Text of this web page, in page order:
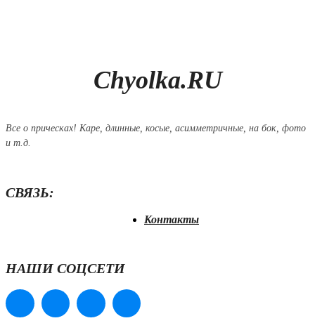
Chyolka.RU
Все о прическах! Каре, длинные, косые, асимметричные, на бок, фото
и т.д.
СВЯЗЬ:
Контакты
НАШИ СОЦСЕТИ